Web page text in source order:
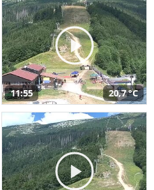
11:55 20,7 °C